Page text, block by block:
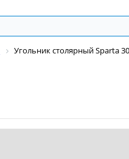
Угольник столярный Sparta